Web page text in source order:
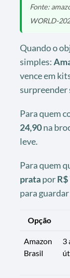
Fonte:
WORLD-
Quando o
simples:
vence em
surpreender
Para quem
24,90na
leve.
Para quem
pratapor
para
Opção
Amazon
Brasil
3